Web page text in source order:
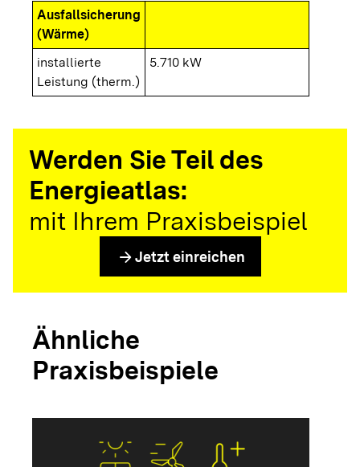
Ausfallsicherung
(Wärme)
installierte
Leistung (therm.)
5.710 kW
Werden Sie Teil des
Energieatlas:
mit Ihrem Praxisbeispiel
arrow_forward Jetzt einreichen
Ähnliche
Praxisbeispiele